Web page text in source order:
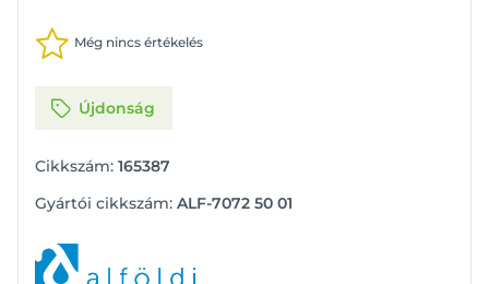
Még nincs értékelés
Újdonság
Cikkszám: 165387
Gyártói cikkszám: ALF-7072 50 01